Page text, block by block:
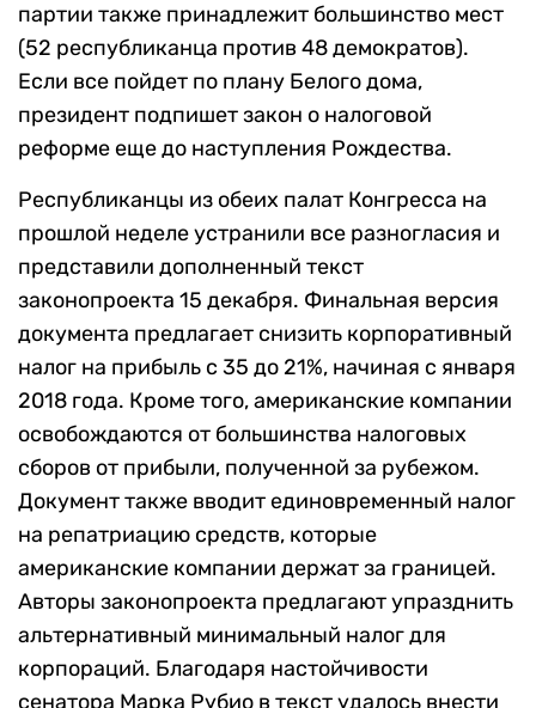
партии также принадлежит большинство мест
(52 республиканца против 48 демократов).
Если все пойдет по плану Белого дома,
президент подпишет закон о налоговой
реформе еще до наступления Рождества.
Республиканцы из обеих палат Конгресса на
прошлой неделе устранили все разногласия и
представили дополненный текст
законопроекта 15 декабря. Финальная версия
документа предлагает снизить корпоративный
налог на прибыль с 35 до 21%, начиная с января
2018 года. Кроме того, американские компании
освобождаются от большинства налоговых
сборов от прибыли, полученной за рубежом.
Документ также вводит единовременный налог
на репатриацию средств, которые
американские компании держат за границей.
Авторы законопроекта предлагают упразднить
альтернативный минимальный налог для
корпораций. Благодаря настойчивости
сенатора Марка Рубио в текст удалось внести